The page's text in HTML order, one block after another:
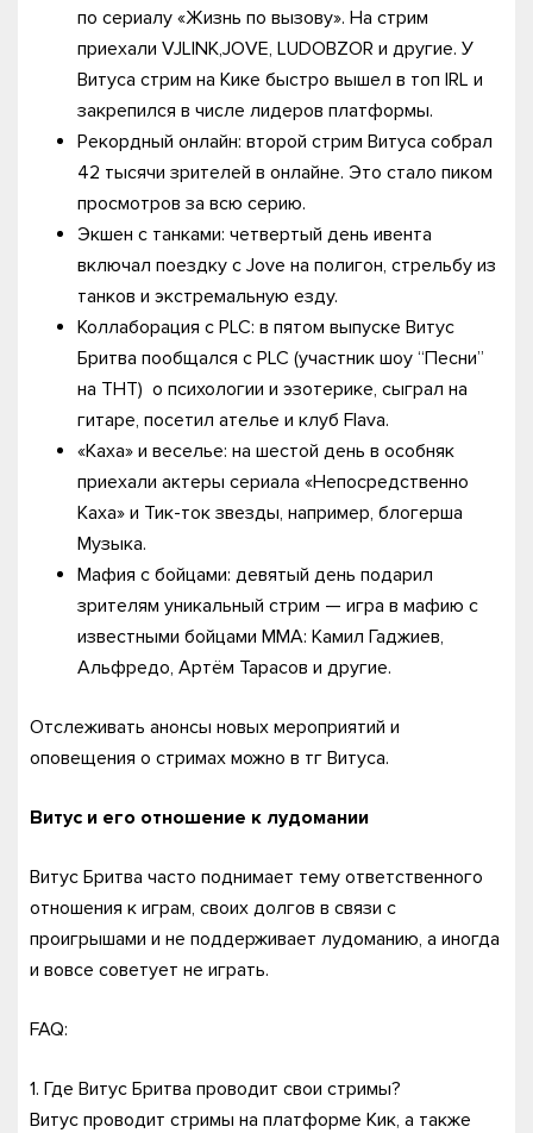
по сериалу «Жизнь по вызову». На стрим
приехали VJLINK,JOVE, LUDOBZOR и другие. У
Витуса стрим на Кике быстро вышел в топ IRL и
закрепился в числе лидеров платформы.
Рекордный онлайн: второй стрим Витуса собрал
42 тысячи зрителей в онлайне. Это стало пиком
просмотров за всю серию.
Экшен с танками: четвертый день ивента
включал поездку с Jove на полигон, стрельбу из
танков и экстремальную езду.
Коллаборация с PLC: в пятом выпуске Витус
Бритва пообщался с PLC (участник шоу “Песни”
на ТНТ) о психологии и эзотерике, сыграл на
гитаре, посетил ателье и клуб Flava.
«Каха» и веселье: на шестой день в особняк
приехали актеры сериала «Непосредственно
Каха» и Тик-ток звезды, например, блогерша
Музыка.
Мафия с бойцами: девятый день подарил
зрителям уникальный стрим — игра в мафию с
известными бойцами ММА: Камил Гаджиев,
Альфредо, Артём Тарасов и другие.
Отслеживать анонсы новых мероприятий и
оповещения о стримах можно в тг Витуса.
Витус и его отношение к лудомании
Витус Бритва часто поднимает тему ответственного
отношения к играм, своих долгов в связи с
проигрышами и не поддерживает лудоманию, а иногда
и вовсе советует не играть.
FAQ:
1. Где Витус Бритва проводит свои стримы?
Витус проводит стримы на платформе Кик, а также